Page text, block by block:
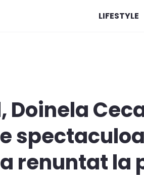
LIFESTYLE
Doinela
renuntat la